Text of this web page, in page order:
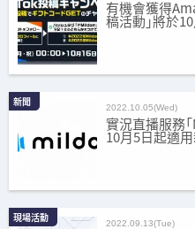
有機會獲得
稿活動」將於
新聞 2022.10.05(Wed)
實況直播服務
10月5日起適
現場活動 2022.09.13(Tue)